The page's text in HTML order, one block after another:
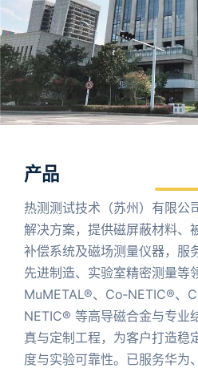
产品
热测测试技术（苏州）有限公
解决方案，提供磁屏蔽材料、
补偿系统及磁场测量仪器，服
先进制造、实验室精密测量等
MuMETAL®、Co‑NETIC®、
NETIC® 等高导磁合金与专业
真与定制工程，为客户打造稳
度与实验可靠性。已服务华为